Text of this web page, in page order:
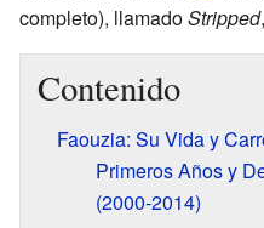
completo), llamadoStripped
Contenido
Faouzia: Su Vida y
Primeros Años y
(2000-2014)